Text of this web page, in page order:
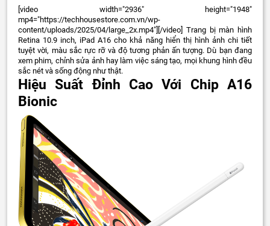
[video width="2936" height="1948"
mp4="https://techhousestore.com.vn/wp-
content/uploads/2025/04/large_2x.mp4"][/video] Trang bị màn hình
Retina 10.9 inch, iPad A16 cho khả năng hiển thị hình ảnh chi tiết
tuyệt vời, màu sắc rực rỡ và độ tương phản ấn tượng. Dù bạn đang
xem phim, chỉnh sửa ảnh hay làm việc sáng tạo, mọi khung hình đều
sắc nét và sống động như thật.
Hiệu Suất Đỉnh Cao Với Chip A16
Bionic